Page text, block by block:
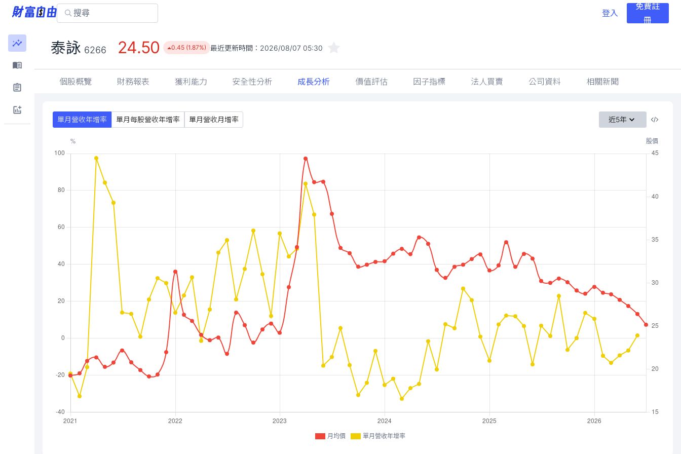
登入
免費註
冊
泰詠 6266 24.50 0.45 (1.87%) 最近更新時間： 2026/08/07 05:30
個股概覽 財務報表 獲利能力 安全性分析 成長分析 價值評估 因子指標 法人買賣 公司資料 相關新聞
單月營收年增率 單月每股營收年增率 單月營收月增率 近5年
月均價 單月營收年增率